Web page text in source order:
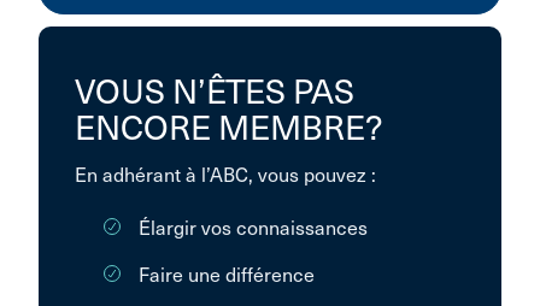
VOUS N’ÊTES PAS
ENCORE MEMBRE?
En adhérant à l’ABC, vous pouvez :
Élargir vos connaissances
Faire une différence